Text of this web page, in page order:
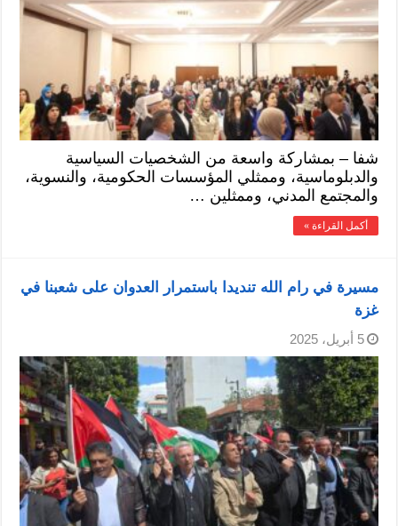
شفا – بمشاركة واسعة من الشخصيات السياسية
والدبلوماسية، وممثلي المؤسسات الحكومية، والنسوية،
والمجتمع المدني، وممثلين …
أكمل القراءة »
مسيرة في رام الله تنديدا باستمرار العدوان على شعبنا في
غزة
5 أبريل، 2025